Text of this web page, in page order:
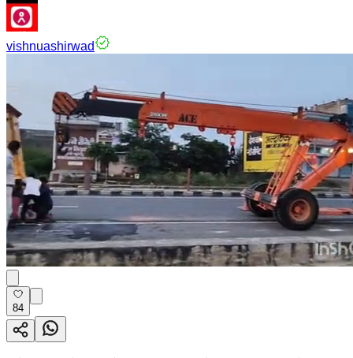
vishnuashirwad
84